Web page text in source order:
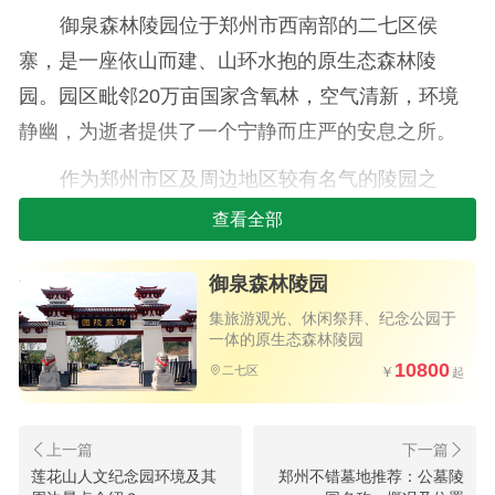
御泉森林陵园位于郑州市西南部的二七区侯
寨，是一座依山而建、山环水抱的原生态森林陵
园。园区毗邻20万亩国家含氧林，空气清新，环境
静幽，为逝者提供了一个宁静而庄严的安息之所。
作为郑州市区及周边地区较有名气的陵园之
一，御泉森林陵园不仅自然环境优越，还经过了
保了其合法性和规范性。园区内设有万寿园、万福
园、军魂园、释园、圣泽园、圣福园、祈福园、华
夏故园以及家族墓葬区等多个区域，墓地种类和碑
型繁多，能够满足不同客户的各种需求。
二、御泉森林陵园交通指南
查看全部
御泉森林陵园
集旅游观光、休闲祭拜、纪念公园于
一体的原生态森林陵园
二七区 10800
莲花山人文纪念园环境及其
郑州不错墓地推荐：公墓陵
2026年7月郑州市经营性公墓信息一